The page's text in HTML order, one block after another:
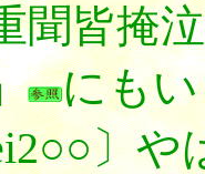
聞皆掩
にも
〕